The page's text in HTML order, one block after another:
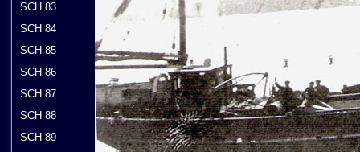
SCH 83
SCH 84
SCH 85
SCH 86
SCH 87
SCH 88
SCH 89